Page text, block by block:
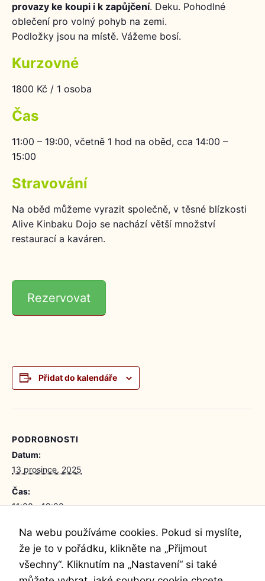
provazy ke koupi i k zapůjčení. Deku. Pohodlné
oblečení pro volný pohyb na zemi.
Podložky jsou na místě. Vážeme bosí.
Kurzovné
1800 Kč / 1 osoba
Čas
11:00 – 19:00, včetně 1 hod na oběd, cca 14:00 –
15:00
Stravování
Na oběd můžeme vyrazit společně, v těsné blízkosti
Alive Kinbaku Dojo se nachází větší množství
restaurací a kaváren.
Rezervovat
Přidat do kalendáře
PODROBNOSTI
Datum:
13 prosince, 2025
Čas:
11:00 - 19:00
Cena:
1800Kč
Na webu používáme cookies. Pokud si myslíte,
že je to v pořádku, klikněte na „Přijmout
všechny“. Kliknutím na „Nastavení“ si také
Marketing
Sdílením svých
zájmů a chování
při návštěvě